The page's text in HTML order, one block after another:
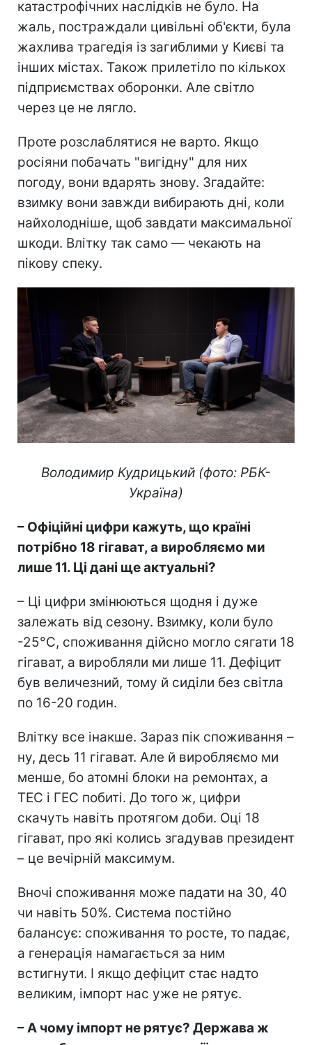
катастрофічних наслідків не було. На
жаль, постраждали цивільні об'єкти, була
жахлива трагедія із загиблими у Києві та
інших містах. Також прилетіло по кількох
підприємствах оборонки. Але світло
через це не лягло.
Проте розслаблятися не варто. Якщо
росіяни побачать "вигідну" для них
погоду, вони вдарять знову. Згадайте:
взимку вони завжди вибирають дні, коли
найхолодніше, щоб завдати максимальної
шкоди. Влітку так само — чекають на
пікову спеку.
Володимир Кудрицький (фото: РБК-
Україна)
– Офіційні цифри кажуть, що країні
потрібно 18 гігават, а виробляємо ми
лише 11. Ці дані ще актуальні?
– Ці цифри змінюються щодня і дуже
залежать від сезону. Взимку, коли було
-25°C, споживання дійсно могло сягати 18
гігават, а виробляли ми лише 11. Дефіцит
був величезний, тому й сиділи без світла
по 16-20 годин.
Влітку все інакше. Зараз пік споживання –
ну, десь 11 гігават. Але й виробляємо ми
менше, бо атомні блоки на ремонтах, а
ТЕС і ГЕС побиті. До того ж, цифри
скачуть навіть протягом доби. Оці 18
гігават, про які колись згадував президент
– це вечірній максимум.
Вночі споживання може падати на 30, 40
чи навіть 50%. Система постійно
балансує: споживання то росте, то падає,
а генерація намагається за ним
встигнути. І якщо дефіцит стає надто
великим, імпорт нас уже не рятує.
– А чому імпорт не рятує? Держава ж